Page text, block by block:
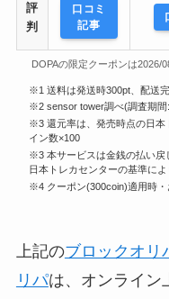
評
判
口コミ
記事
DOPAの限定クーポンは2026/
※1 送料は発送時300pt、配送
※2 sensor tower調べ(調査期間
※3 還元率は、発売時点の日本
イン数×100
※3 本サービスは金銭の払い戻
日本トレカセンターの基準に
※4 クーポン(300coin)適用時・
上記のブロックオリ
リパは、オンライン